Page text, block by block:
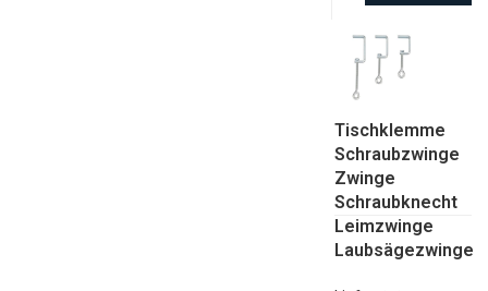
Tischklemme
Schraubzwinge
Zwinge
Schraubknecht
Leimzwinge
Laubsägezwinge